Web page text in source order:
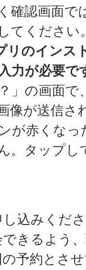
確認画面
てください
リのインス
力が必要で
」の画面で
像が送信さ
が赤くなっ
。タップし
込みくだ
きるよう
予約とさ